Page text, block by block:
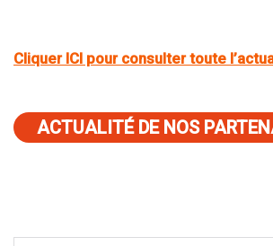
Cliquer ICI pour consulter toute
ACTUALITÉ DE NOS